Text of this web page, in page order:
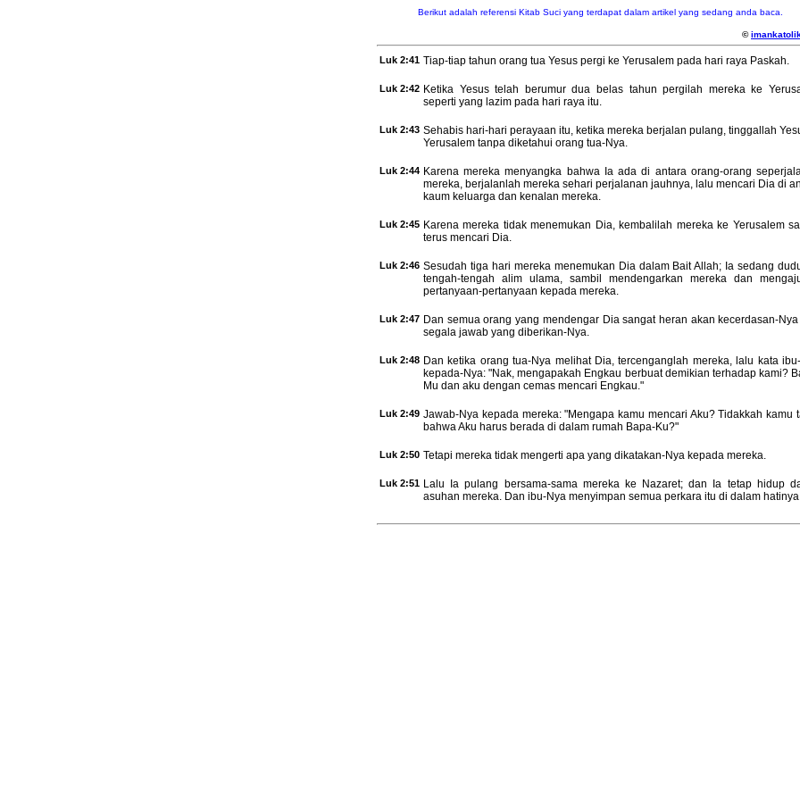
Berikut adalah referensi Kitab Suci yang terdapat dalam artikel yang sedang anda baca.
©
Luk 2:41 Tiap-tiap tahun orang tua Yesus pergi ke Yerusalem pada hari raya Paskah.
Luk 2:42 Ketika Yesus telah berumur dua belas tahun pergilah mereka ke
seperti yang lazim pada hari raya itu.
Luk 2:43 Sehabis hari-hari perayaan itu, ketika mereka berjalan pulang, tinggallah
Yerusalem tanpa diketahui orang tua-Nya.
Luk 2:44 Karena mereka menyangka bahwa Ia ada di antara orang-orang
mereka, berjalanlah mereka sehari perjalanan jauhnya, lalu mencari Dia di
kaum keluarga dan kenalan mereka.
Luk 2:45 Karena mereka tidak menemukan Dia, kembalilah mereka ke Yerusalem
terus mencari Dia.
Luk 2:46 Sesudah tiga hari mereka menemukan Dia dalam Bait Allah; Ia sedang
tengah-tengah alim ulama, sambil mendengarkan mereka dan
pertanyaan-pertanyaan kepada mereka.
Luk 2:47 Dan semua orang yang mendengar Dia sangat heran akan kecerdasan-
segala jawab yang diberikan-Nya.
Luk 2:48 Dan ketika orang tua-Nya melihat Dia, tercenganglah mereka, lalu kata
kepada-Nya: "Nak, mengapakah Engkau berbuat demikian terhadap kami?
Mu dan aku dengan cemas mencari Engkau."
Luk 2:49 Jawab-Nya kepada mereka: "Mengapa kamu mencari Aku? Tidakkah kamu
bahwa Aku harus berada di dalam rumah Bapa-Ku?"
Luk 2:50 Tetapi mereka tidak mengerti apa yang dikatakan-Nya kepada mereka.
Luk 2:51 Lalu Ia pulang bersama-sama mereka ke Nazaret; dan Ia tetap hidup
asuhan mereka. Dan ibu-Nya menyimpan semua perkara itu di dalam